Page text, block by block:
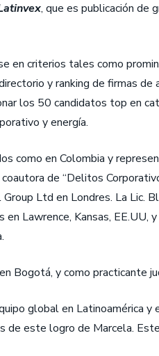
, que es publicación de
en criterios tales como
y ranking de firmas
los 50 candidatos top en
y energía.
como en Colombia y
de “Delitos
Ltd en Londres. La Lic.
Lawrence, Kansas,
Bogotá, y como practicante
global en Latinoamérica y
este logro de Marcela.